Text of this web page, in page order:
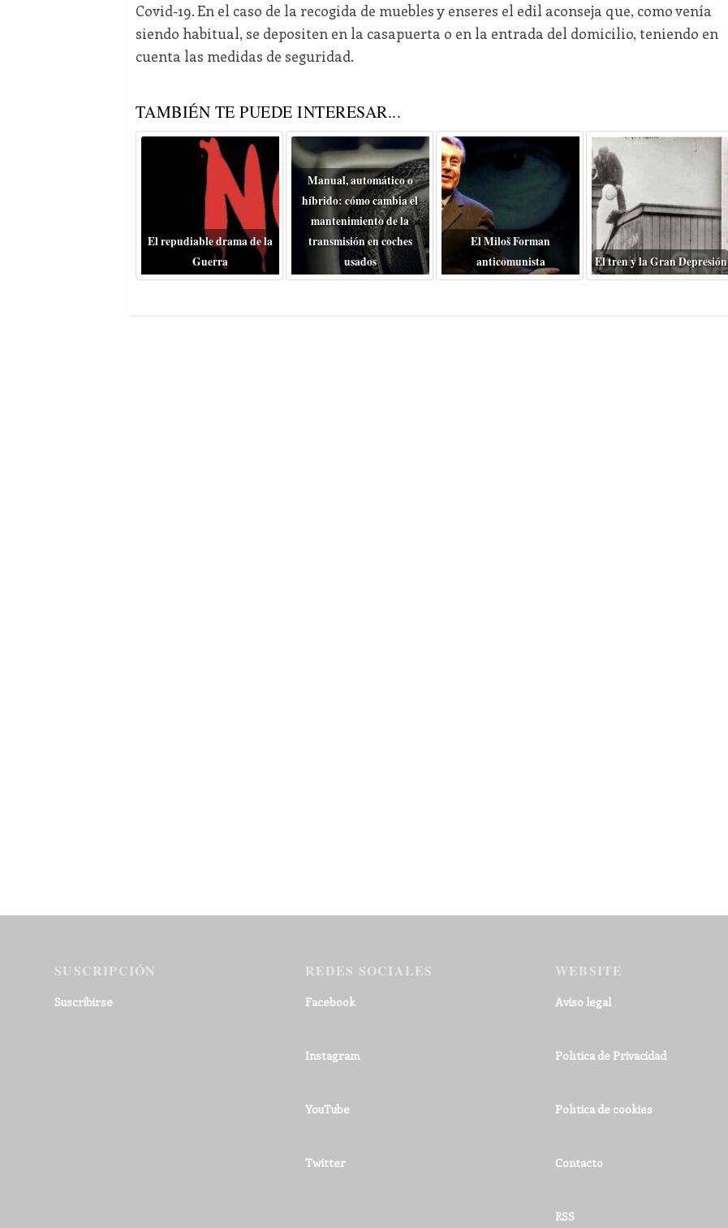
Covid-19. En el caso de la recogida de muebles y enseres el edil aconseja que, como venía
siendo habitual, se depositen en la casapuerta o en la entrada del domicilio, teniendo en
cuenta las medidas de seguridad.
TAMBIÉN TE PUEDE INTERESAR...
El repudiable drama de la
Guerra
Manual, automático o
híbrido: cómo cambia el
mantenimiento de la
transmisión en coches
usados
El Miloš Forman
anticomunista
El tren y la Gran Depresión
SUSCRIPCIÓN
Suscribirse
REDES SOCIALES
Facebook
Instagram
YouTube
Twitter
WEBSITE
Aviso legal
Política de Privacidad
Política de cookies
Contacto
RSS